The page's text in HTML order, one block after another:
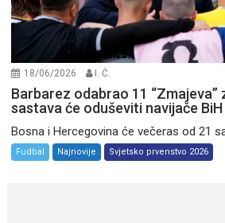
18/06/2026 I. Ć.
Barbarez odabrao 11 “Zmajeva”
sastava će oduševiti navijače BiH
Bosna i Hercegovina će večeras od 21
Fudbal Najnovije Svjetsko prvenstvo 2026